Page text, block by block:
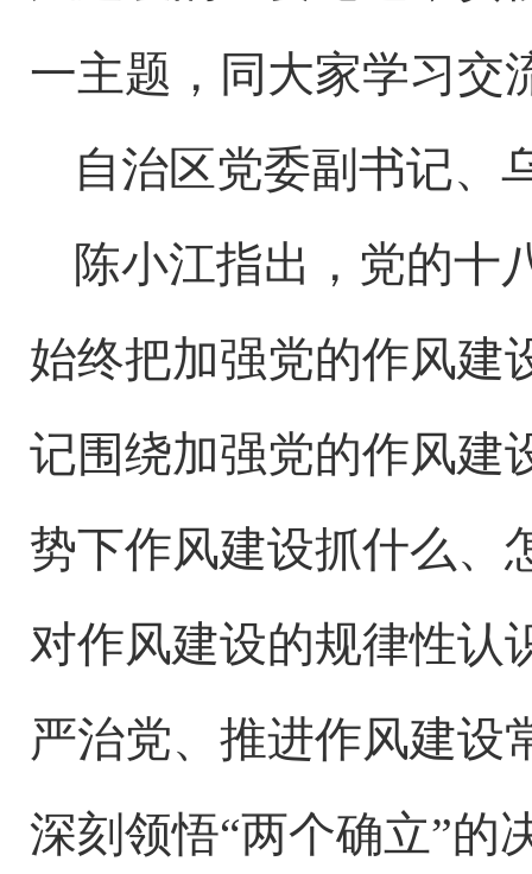
一主题，同大家学习交
自治区党委副书记、
陈小江指出，党的十
始终把加强党的作风建
记围绕加强党的作风建
势下作风建设抓什么、
对作风建设的规律性认
严治党、推进作风建设
深刻领悟“两个确立”的